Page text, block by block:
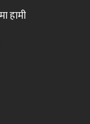
हामी